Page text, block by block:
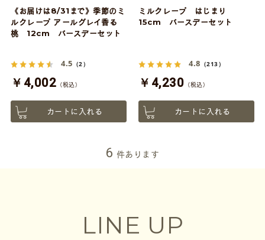
《お届けは8/31まで》季節のミ
ルクレープ アールグレイ香る
桃 12cm バースデーセット
4.5 （2）
￥4,002 （税込）
カートに入れる
ミルクレープ はじまり
15cm バースデーセット
4.8 （213）
￥4,230 （税込）
カートに入れる
6 件あります
LINE UP